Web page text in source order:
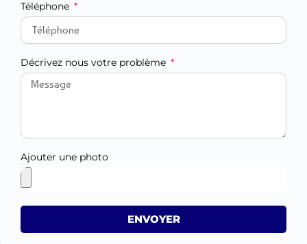
Téléphone
Décrivez nous votre problème
Ajouter une photo
ENVOYER